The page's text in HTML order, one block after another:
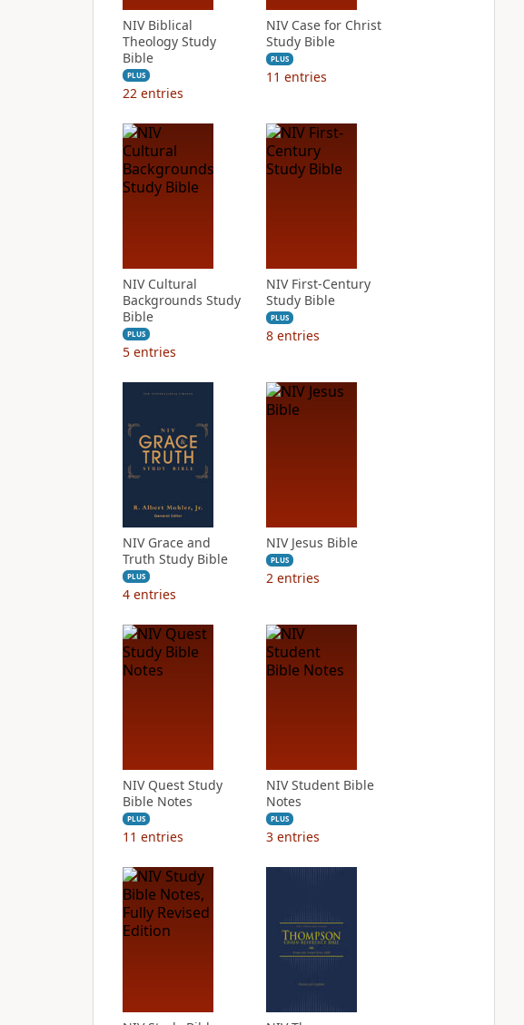
NIV Biblical
Theology Study
Bible
PLUS
22 entries
NIV Case for Christ
Study Bible
PLUS
11 entries
NIV Cultural
Backgrounds Study
Bible
PLUS
5 entries
NIV First-Century
Study Bible
PLUS
8 entries
NIV Grace and
Truth Study Bible
PLUS
4 entries
NIV Jesus Bible
PLUS
2 entries
NIV Quest Study
Bible Notes
PLUS
11 entries
NIV Student Bible
Notes
PLUS
3 entries